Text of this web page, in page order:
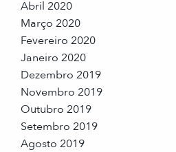
Abril 2020
Março 2020
Fevereiro 2020
Janeiro 2020
Dezembro 2019
Novembro 2019
Outubro 2019
Setembro 2019
Agosto 2019